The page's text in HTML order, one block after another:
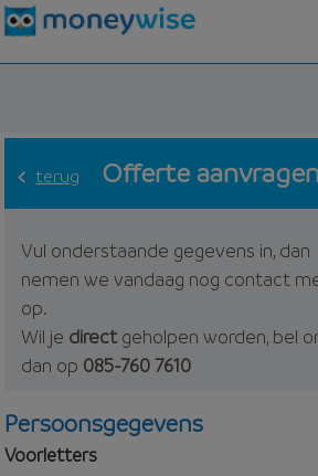
terug Offerte
Vul onderstaande gegevens in, dan
nemen we vandaag nog contact
op.
Wil je directgeholpen worden, bel
dan op 085-760 7610
Persoonsgegevens
Voorletters